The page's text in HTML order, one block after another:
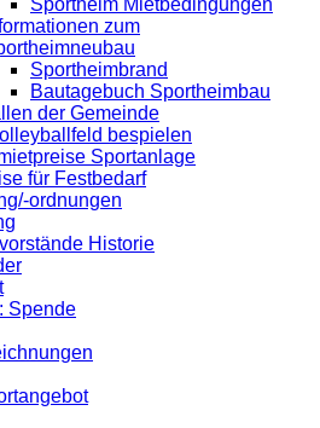
Sportheim Mietbedingungen
zum
Sportheimbrand
Bautagebuch Sportheimbau
der Gemeinde
bespielen
Sportanlage
für Festbedarf
ordnungen
Historie
Spende